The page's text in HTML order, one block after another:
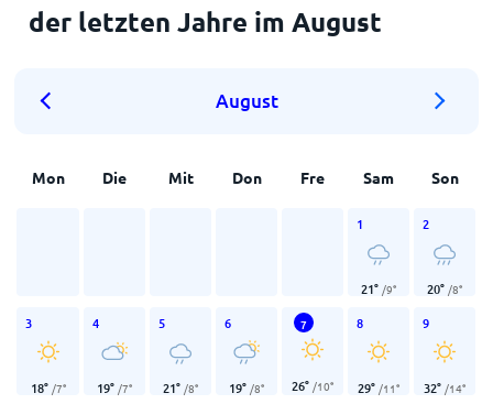
der letzten Jahre im August
August
Mon Die Mit Don Fre Sam Son
1
21° /9°
2
20° /8°
3
18° /7°
4
19° /7°
5
21° /8°
6
19° /8°
7
26° /10°
8
29° /11°
9
32° /14°